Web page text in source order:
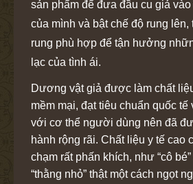
sản phẩm để đưa đầu cu giả
của mình và bật chế độ rung lên,
rung phù hợp để tận hưởng
lạc của tình ái.
Dương vật giả được làm chất
mềm mại, đạt tiêu chuẩn quốc tế
với cơ thể người dùng nên đã
hành rộng rãi. Chất liệu y tế cao
chạm rất phấn khích, như “cô
“thằng nhỏ” thật một cách ngọt